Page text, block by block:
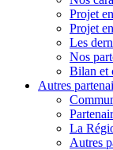
Projet
Projet
Les
Nos
Bilan et
Autres
La
Autres